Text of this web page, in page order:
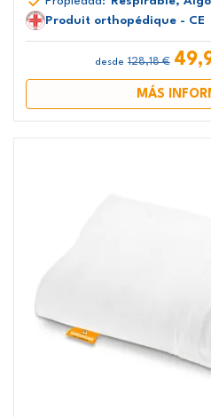
Produit orthopédique - CE
desde 128,18 €
MÁS